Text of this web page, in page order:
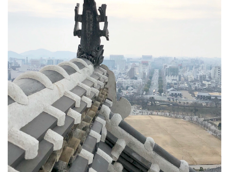
鯱瓦。鯱為日本記載傳說魚形海獸，一般以它為防火的符咒
被用來裝飾屋頂或大梁，也是城主權力的象徵。